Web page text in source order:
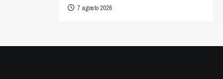
7 agosto 2026